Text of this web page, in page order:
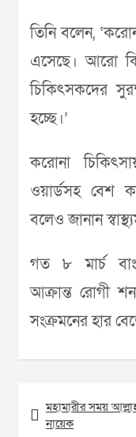
তিনি বলেন,
এসেছে। আরো
চিকিৎসকদের
হচ্ছে।’
করোনা
ওয়ার্ডসহ বেশ
বলেও জানান
গত ৮ মার্চ
আক্রান্ত রোগী
সংক্রমনের হার
navigation
মহামারীর সময়
নায়েক